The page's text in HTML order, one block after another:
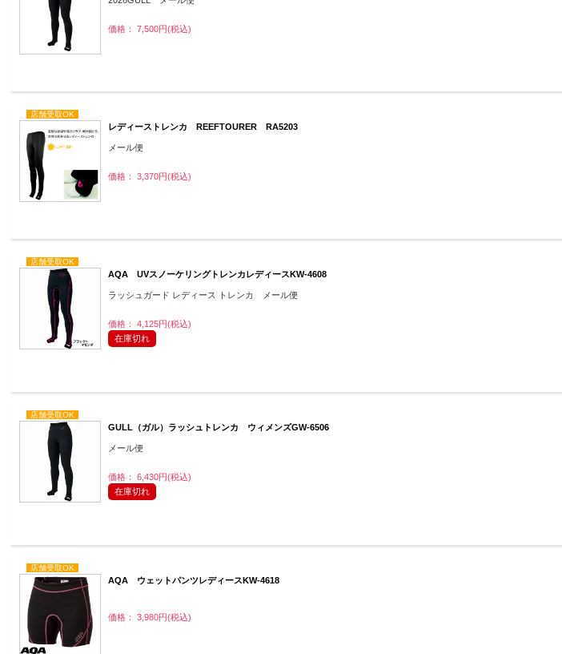
価格： 7,500円(税込)
店舗受取OK
レディーストレンカ REEFTOURER RA5203
メール便
価格： 3,370円(税込)
店舗受取OK
AQA UVスノーケリングトレンカレディースKW-4608
ラッシュガード レディース トレンカ メール便
価格： 4,125円(税込)
在庫切れ
店舗受取OK
GULL（ガル）ラッシュトレンカ ウィメンズGW-6506
メール便
価格： 6,430円(税込)
在庫切れ
店舗受取OK
AQA ウェットパンツレディースKW-4618
価格： 3,980円(税込)